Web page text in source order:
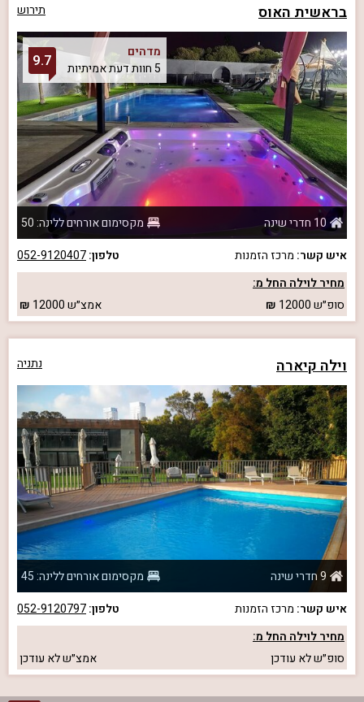
בראשית האוס תירוש
מדהים
5 חוות דעת אמיתיות
9.7
10 חדרי שינה
מקסימום אורחים ללינה: 50
איש קשר: מרכז הזמנות טלפון:052-9120407
מחיר לוילה החל מ:
סופ״ש12000 אמצ״ש12000
וילה קיארה נתניה
9 חדרי שינה
מקסימום אורחים ללינה: 45
איש קשר: מרכז הזמנות טלפון:052-9120797
מחיר לוילה החל מ:
סופ״שלא עודכן אמצ״שלא עודכן